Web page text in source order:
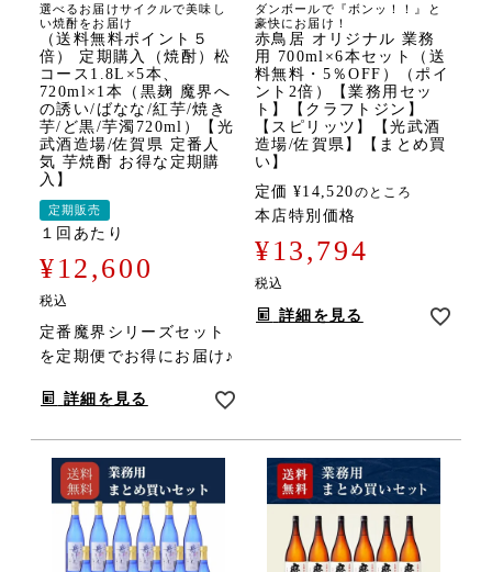
選べるお届けサイクルで美味し
い焼酎をお届け
（送料無料ポイント５
倍） 定期購入（焼酎）松
コース1.8L×5本、
720ml×1本（黒麹 魔界へ
の誘い/ばなな/紅芋/焼き
芋/ど黒/芋濁720ml）【光
武酒造場/佐賀県 定番人
気 芋焼酎 お得な定期購
入】
定期販売
１回あたり
¥12,600
税込
定番魔界シリーズセット
を定期便でお得にお届け♪
詳細を見る
ダンボールで『ボンッ！！』と
豪快にお届け！
赤鳥居 オリジナル 業務
用 700ml×6本セット（送
料無料・5％OFF）（ポイ
ント2倍）【業務用セッ
ト】【クラフトジン】
【スピリッツ】【光武酒
造場/佐賀県】【まとめ買
い】
定価 ¥14,520のところ
本店特別価格
¥13,794
税込
詳細を見る